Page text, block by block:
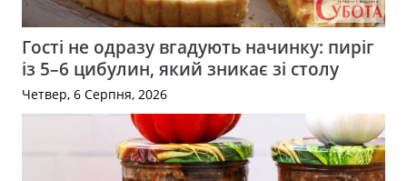
Гості не одразу вгадують начинку: пиріг
із 5–6 цибулин, який зникає зі столу
Четвер, 6 Серпня, 2026